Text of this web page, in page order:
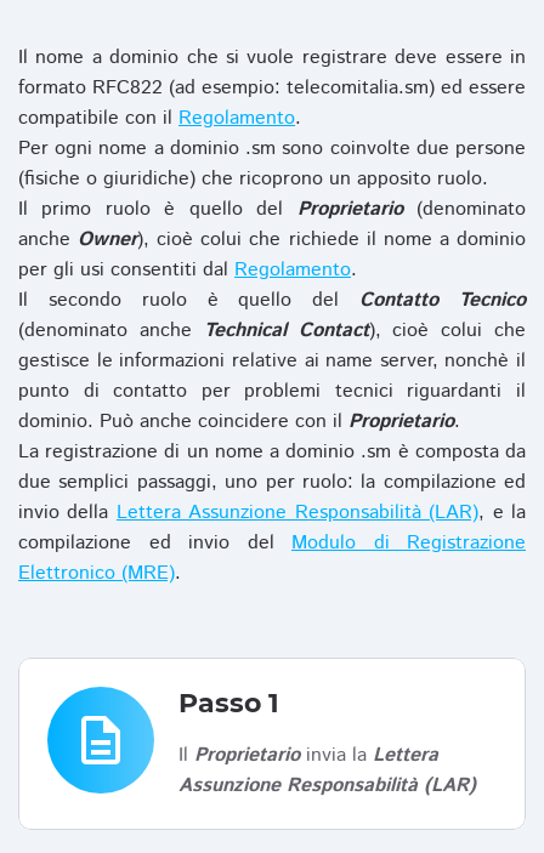
Il nome a dominio che si vuole registrare deve essere in
formato RFC822 (ad esempio: telecomitalia.sm) ed essere
compatibile con il Regolamento.
Per ogni nome a dominio .sm sono coinvolte due persone
(fisiche o giuridiche) che ricoprono un apposito ruolo.
Il primo ruolo è quello del Proprietario(denominato
anche Owner), cioè colui che richiede il nome a dominio
per gli usi consentiti dal Regolamento.
Il secondo ruolo è quello del Contatto Tecnico
(denominato anche Technical Contact), cioè colui che
gestisce le informazioni relative ai name server, nonchè il
punto di contatto per problemi tecnici riguardanti il
dominio. Può anche coincidere con il Proprietario.
La registrazione di un nome a dominio .sm è composta da
due semplici passaggi, uno per ruolo: la compilazione ed
invio dellaLettera Assunzione Responsabilità (LAR), e la
compilazione ed invio del Modulo di Registrazione
Elettronico (MRE).
description
Passo 1
Il Proprietarioinvia la Lettera
Assunzione Responsabilità (LAR)